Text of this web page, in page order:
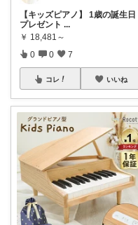
【キッズピアノ】 1歳の誕生日
プレゼント ...
￥ 18,481～
0 0 7
コレ いいね